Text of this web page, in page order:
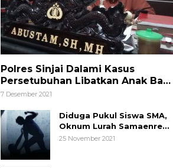
Polres Sinjai Dalami Kasus
Persetubuhan Libatkan Anak Bawa
Umur
7 Desember 2021
Diduga Pukul Siswa SMA,
Oknum Lurah Samaenre
Sinjai Dilaporkan ke Polisi
25 November 2021